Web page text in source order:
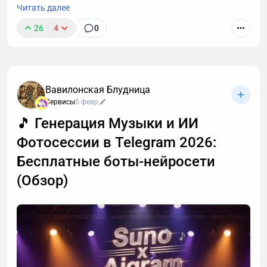
Мне в поддержку недавно написали, что я
обсчитался и вместо 2 часов расшифровал только
120 минут. Причем уже не первая такая претензия.
Я решил разобраться, откуда ноги растут 🦶
Читать далее
26 4 0
Вавилонская Блудница
Сервисы5 февр
🎵 Генерация Музыки и ИИ
Фотосессии в Telegram 2026:
Бесплатные боты-нейросети
(Обзор)